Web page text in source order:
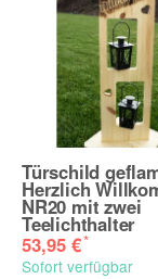
Türschild
Herzlich
NR20 mit zwei
Teelichthalter
53,95 €*
Sofort verfügbar